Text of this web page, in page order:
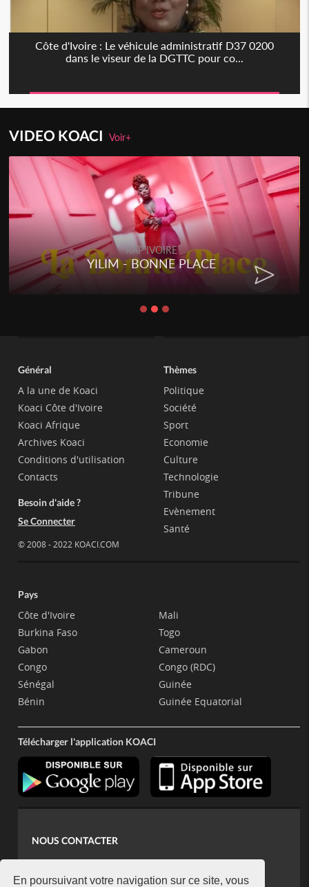
En poursuivant votre navigation sur ce site, vous
Côte d'Ivoire : Le véhicule administratif D37 0200
dans le viseur de la DGTTC pour co...
VIDEO KOACIVoir+
RAP IVOIRE
YILIM - BONNE PLACE
Général
A la une de Koaci
Koaci Côte d'Ivoire
Koaci Afrique
Archives Koaci
Conditions d'utilisation
Contacts
Besoin d'aide ?
Se Connecter
© 2008 - 2022 KOACI.COM
Thèmes
Politique
Société
Sport
Economie
Culture
Technologie
Tribune
Evènement
Santé
Pays
Côte d'Ivoire
Burkina Faso
Gabon
Congo
Sénégal
Bénin
Mali
Togo
Cameroun
Congo (RDC)
Guinée
Guinée Equatorial
Télécharger l'application KOACI
NOUS CONTACTER